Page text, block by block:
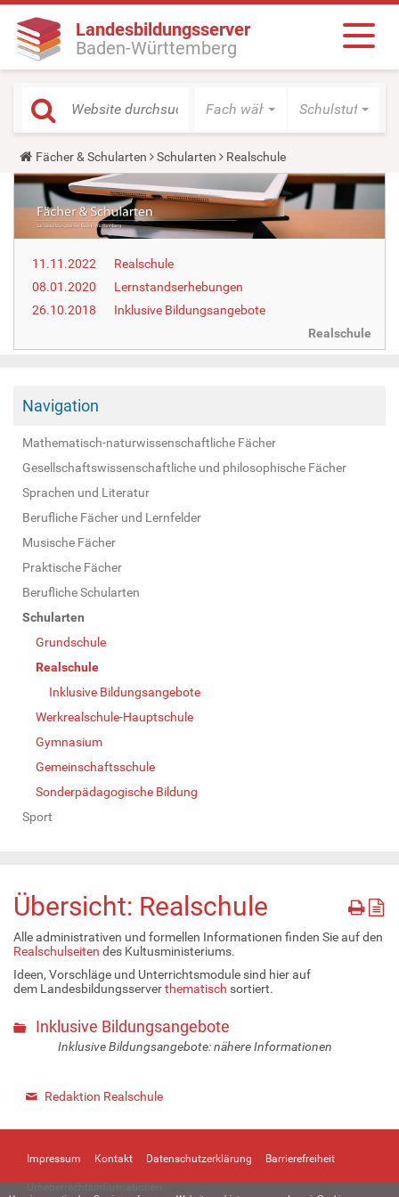
Landesbildungsserver
Baden-Württemberg
Fach wählen Schulstufe
Y
o
u
r
e
h
r
e
Fächer & Schularten Schularten Realschule
11.11.2022
Realschule
08.01.2020
Lernstandserhebungen
26.10.2018
Inklusive Bildungsangebote
Realschule
Navigation
Mathematisch-naturwissenschaftliche Fächer
Gesellschaftswissenschaftliche und philosophische Fächer
Sprachen und Literatur
Berufliche Fächer und Lernfelder
Musische Fächer
Praktische Fächer
Berufliche Schularten
Schularten
Grundschule
Realschule
Inklusive Bildungsangebote
Werkrealschule-Hauptschule
Gymnasium
Gemeinschaftsschule
Sonderpädagogische Bildung
Sport
Übersicht: Realschule
Alle administrativen und formellen Informationen finden Sie auf den
Realschulseiten des Kultusministeriums.
Ideen, Vorschläge und Unterrichtsmodule sind hier auf
dem Landesbildungsserverthematisch sortiert.
Inklusive Bildungsangebote
Inklusive Bildungsangebote: nähere Informationen
Redaktion Realschule
Impressum Kontakt Datenschutzerklärung Barrierefreiheit